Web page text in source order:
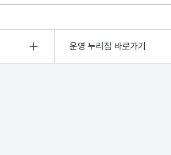
운영 누리집 바로가기